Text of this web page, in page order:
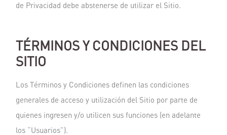
de Privacidad debe abstenerse de utilizar el Sitio.
TÉRMINOS Y CONDICIONES DEL
SITIO
Los Términos y Condiciones definen las condiciones
generales de acceso y utilización del Sitio por parte de
quienes ingresen y/o utilicen sus funciones (en adelante
los “Usuarios”).